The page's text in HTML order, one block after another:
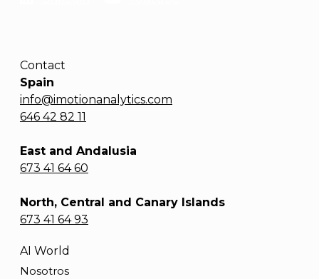
Contact
Spain
info@imotionanalytics.com
646 42 82 11
East and Andalusia
673 41 64 60
North, Central and Canary Islands
673 41 64 93
AI World
Nosotros